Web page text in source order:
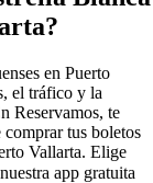
en Puerto
el tráfico y la
Reservamos, te
tus boletos
Vallarta. Elige
app gratuita